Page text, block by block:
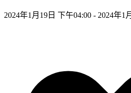
2024年1月19日 下午04:00 - 2024年1